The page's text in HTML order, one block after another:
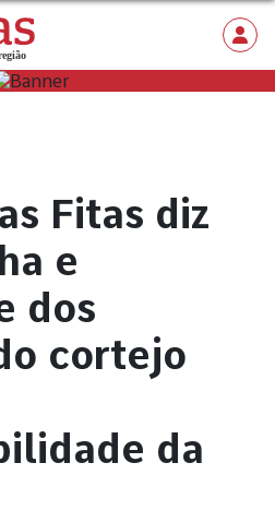
Fitas diz
e
dos
cortejo
da